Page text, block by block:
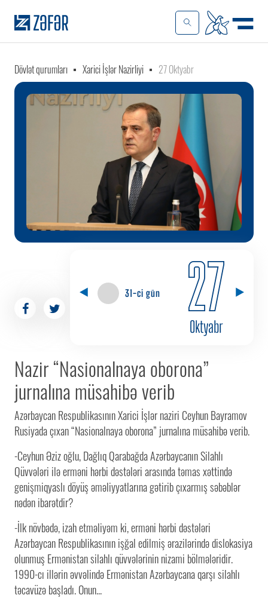
Dövlət qurumları Xarici İşlər Nazirliyi 27 Oktyabr
31-ci gün 27
Oktyabr
Nazir “Nasionalnaya oborona”
jurnalına müsahibə verib
Azərbaycan Respublikasının Xarici İşlər naziri Ceyhun Bayramov
Rusiyada çıxan “Nasionalnaya oborona” jurnalına müsahibə verib.
-Ceyhun Əziz oğlu, Dağlıq Qarabağda Azərbaycanın Silahlı
Qüvvələri ilə erməni hərbi dəstələri arasında təmas xəttində
genişmiqyaslı döyüş əməliyyatlarına gətirib çıxarmış səbəblər
nədən ibarətdir?
-İlk növbədə, izah etməliyəm ki, erməni hərbi dəstələri
Azərbaycan Respublikasının işğal edilmiş ərazilərində dislokasiya
olunmuş Ermənistan silahlı qüvvələrinin nizami bölmələridir.
1990-cı illərin əvvəlində Ermənistan Azərbaycana qarşı silahlı
təcavüzə başladı. Onun...